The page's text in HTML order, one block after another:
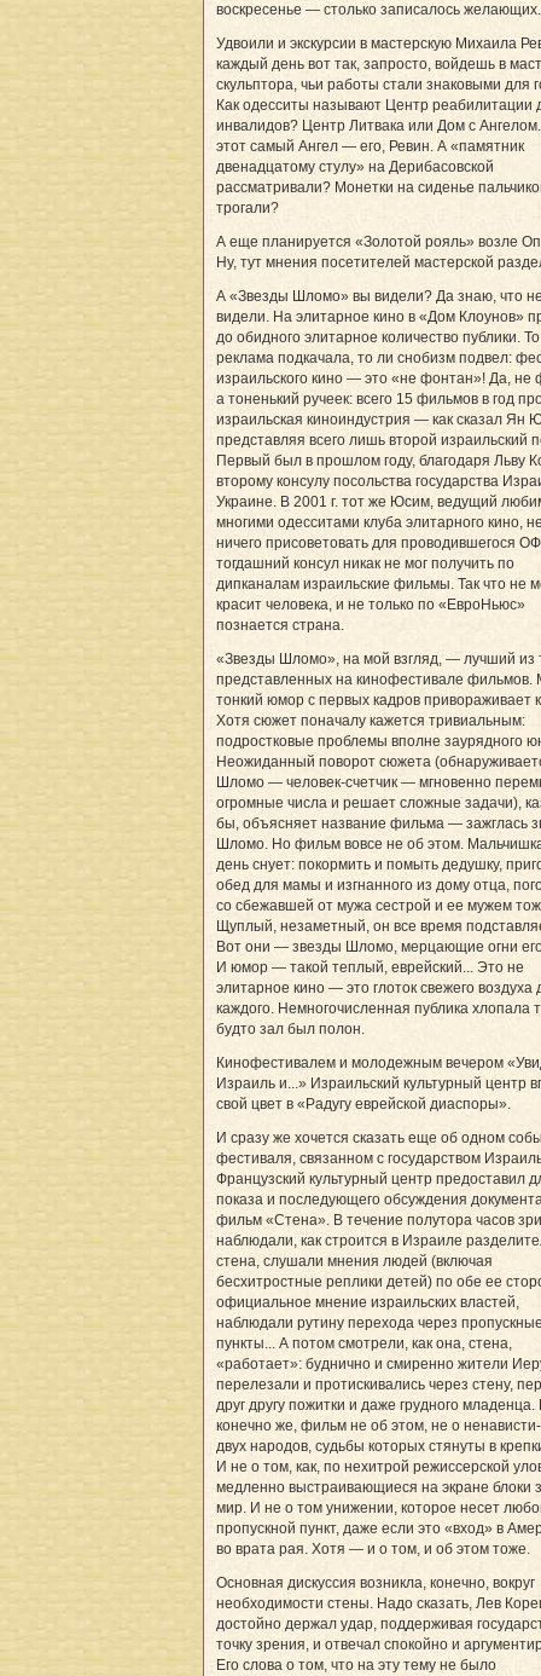
воскресенье — столько записалось желающих.
Удвоили и экскурсии в мастерскую Михаила
каждый день вот так, запросто, войдешь в
скульптора, чьи работы стали знаковыми для
Как одесситы называют Центр реабилитации
инвалидов? Центр Литвака или Дом с
этот самый Ангел — его, Ревин. А «памятник
двенадцатому стулу» на Дерибасовской
рассматривали? Монетки на сиденье
трогали?
А еще планируется «Золотой рояль» возле
Ну, тут мнения посетителей мастерской
А «Звезды Шломо» вы видели? Да знаю, что
видели. На элитарное кино в «Дом Клоунов»
до обидного элитарное количество публики.
реклама подкачала, то ли снобизм подвел:
израильского кино — это «не фонтан»! Да, не
а тоненький ручеек: всего 15 фильмов в год
израильская киноиндустрия — как сказал Ян
представляя всего лишь второй израильский
Первый был в прошлом году, благодаря Льву
второму консулу посольства государства
Украине. В 2001 г. тот же Юсим, ведущий
многими одесситами клуба элитарного кино,
ничего присоветовать для проводившегося
тогдашний консул никак не мог получить по
дипканалам израильские фильмы. Так что не
красит человека, и не только по «ЕвроНьюс»
познается страна.
«Звезды Шломо», на мой взгляд, — лучший из
представленных на кинофестивале фильмов.
тонкий юмор с первых кадров привораживает к
Хотя сюжет поначалу кажется тривиальным:
подростковые проблемы вполне заурядного
Неожиданный поворот сюжета
Шломо — человек-счетчик — мгновенно
огромные числа и решает сложные задачи),
бы, объясняет название фильма — зажглась
Шломо. Но фильм вовсе не об этом.
день снует: покормить и помыть дедушку,
обед для мамы и изгнанного из дому отца,
со сбежавшей от мужа сестрой и ее мужем
Щуплый, незаметный, он все время
Вот они — звезды Шломо, мерцающие огни
И юмор — такой теплый, еврейский... Это не
элитарное кино — это глоток свежего воздуха
каждого. Немногочисленная публика хлопала
будто зал был полон.
Кинофестивалем и молодежным вечером
Израиль и...» Израильский культурный центр
свой цвет в «Радугу еврейской диаспоры».
И сразу же хочется сказать еще об одном
фестиваля, связанном с государством
Французский культурный центр предоставил
показа и последующего обсуждения
фильм «Стена». В течение полутора часов
наблюдали, как строится в Израиле
стена, слушали мнения людей (включая
бесхитростные реплики детей) по обе ее
официальное мнение израильских властей,
наблюдали рутину перехода через
пункты... А потом смотрели, как она, стена,
«работает»: буднично и смиренно жители
перелезали и протискивались через стену,
друг другу пожитки и даже грудного младенца.
конечно же, фильм не об этом, не о
двух народов, судьбы которых стянуты в
И не о том, как, по нехитрой режиссерской
медленно выстраивающиеся на экране блоки
мир. И не о том унижении, которое несет
пропускной пункт, даже если это «вход» в
во врата рая. Хотя — и о том, и об этом тоже.
Основная дискуссия возникла, конечно, вокруг
необходимости стены. Надо сказать, Лев
достойно держал удар, поддерживая
точку зрения, и отвечал спокойно и
Его слова о том, что на эту тему не было